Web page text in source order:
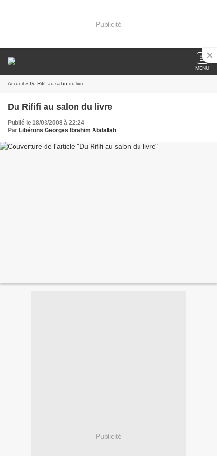
Publicité
MENU
Accueil » Du Rififi au salon du livre
Du Rififi au salon du livre
Publié le 18/03/2008 à 22:24
Par Libérons Georges Ibrahim Abdallah
Publicité